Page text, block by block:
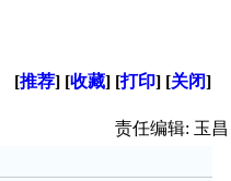
[推荐] [收藏] [打印] [关闭]
责任编辑: 玉昌